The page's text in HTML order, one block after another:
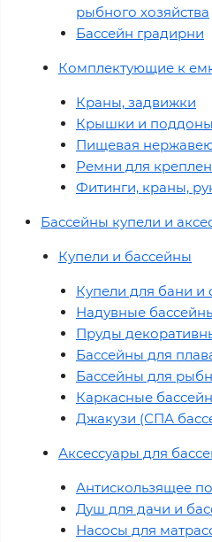
рыбного хозяйства
Бассейн градирни
Комплектующие к
Краны, задвижки
Крышки и поддоны
Пищевая
Ремни для
Фитинги, краны,
Бассейны купели и
Купели и бассейны
Купели для бани и
Надувные
Пруды
Бассейны для
Бассейны для
Каркасные
Джакузи (СПА
Аксессуары для
Антискользящее
Душ для дачи и
Насосы для